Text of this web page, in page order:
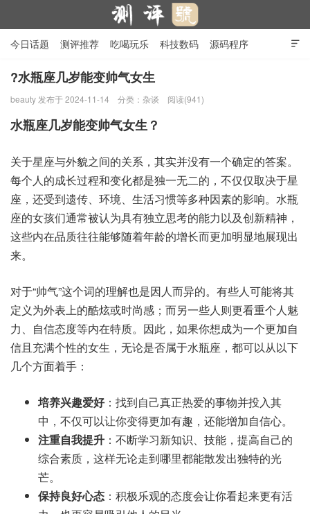

今日话题 测评推荐 吃喝玩乐 科技数码 源码程序
行业产品 在线投稿 隐私政策
?水瓶座几岁能变帅气女生
beauty 发布于 2024-11-14 分类： 杂谈 阅读(941)
水瓶座几岁能变帅气女生？
关于星座与外貌之间的关系，其实并没有一个确定的答案。
每个人的成长过程和变化都是独一无二的，不仅仅取决于星
座，还受到遗传、环境、生活习惯等多种因素的影响。水瓶
座的女孩们通常被认为具有独立思考的能力以及创新精神，
这些内在品质往往能够随着年龄的增长而更加明显地展现出
来。
对于“帅气”这个词的理解也是因人而异的。有些人可能将其
定义为外表上的酷炫或时尚感；而另一些人则更看重个人魅
力、自信态度等内在特质。因此，如果你想成为一个更加自
信且充满个性的女生，无论是否属于水瓶座，都可以从以下
几个方面着手：
培养兴趣爱好：找到自己真正热爱的事物并投入其
中，不仅可以让你变得更加有趣，还能增加自信心。
注重自我提升 ：不断学习新知识、技能，提高自己的
综合素质，这样无论走到哪里都能散发出独特的光
芒。
保持良好心态 ：积极乐观的态度会让你看起来更有活